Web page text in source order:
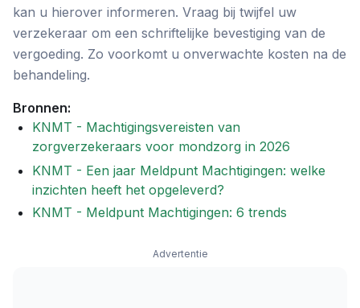
kan u hierover informeren. Vraag bij twijfel uw
verzekeraar om een schriftelijke bevestiging van de
vergoeding. Zo voorkomt u onverwachte kosten na de
behandeling.
Bronnen:
KNMT - Machtigingsvereisten van
zorgverzekeraars voor mondzorg in 2026
KNMT - Een jaar Meldpunt Machtigingen: welke
inzichten heeft het opgeleverd?
KNMT - Meldpunt Machtigingen: 6 trends
Advertentie